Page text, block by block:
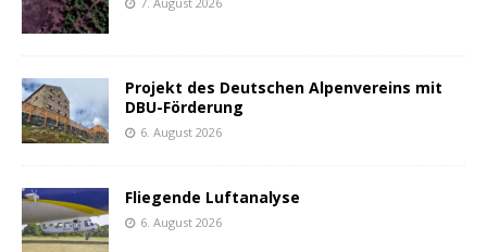
Projekt des Deutschen Alpenvereins mit
DBU-Förderung
6. August 2026
Fliegende Luftanalyse
6. August 2026